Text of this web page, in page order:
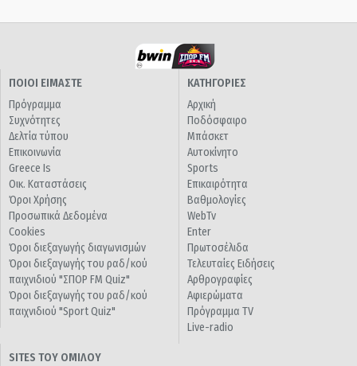
ΠΟΙΟΙ ΕΙΜΑΣΤΕ
Πρόγραμμα
Συχνότητες
Δελτία τύπου
Επικοινωνία
Greece Is
Οικ. Καταστάσεις
Όροι Χρήσης
Προσωπικά Δεδομένα
Cookies
Όροι διεξαγωγής διαγωνισμών
Όροι διεξαγωγής του ραδ/κού
παιχνιδιού "ΣΠΟΡ FM Quiz"
Όροι διεξαγωγής του ραδ/κού
παιχνιδιού "Sport Quiz"
ΚΑΤΗΓΟΡΙΕΣ
Αρχική
Ποδόσφαιρο
Μπάσκετ
Αυτοκίνητο
Sports
Επικαιρότητα
Βαθμολογίες
WebTv
Enter
Πρωτοσέλιδα
Τελευταίες Ειδήσεις
Αρθρογραφίες
Αφιερώματα
Πρόγραμμα TV
Live-radio
SITES ΤΟΥ ΟΜΙΛΟΥ